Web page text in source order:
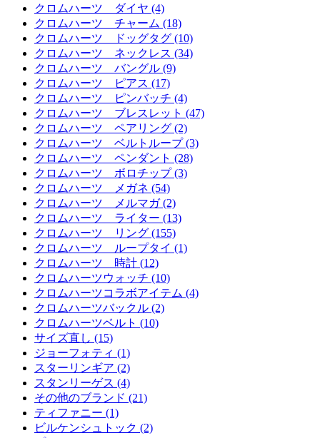
クロムハーツ ダイヤ (4)
クロムハーツ チャーム (18)
クロムハーツ ドッグタグ (10)
クロムハーツ ネックレス (34)
クロムハーツ バングル (9)
クロムハーツ ピアス (17)
クロムハーツ ピンバッチ (4)
クロムハーツ ブレスレット (47)
クロムハーツ ペアリング (2)
クロムハーツ ベルトループ (3)
クロムハーツ ペンダント (28)
クロムハーツ ボロチップ (3)
クロムハーツ メガネ (54)
クロムハーツ メルマガ (2)
クロムハーツ ライター (13)
クロムハーツ リング (155)
クロムハーツ ループタイ (1)
クロムハーツ 時計 (12)
クロムハーツウォッチ (10)
クロムハーツコラボアイテム (4)
クロムハーツバックル (2)
クロムハーツベルト (10)
サイズ直し (15)
ジョーフォティ (1)
スターリンギア (2)
スタンリーゲス (4)
その他のブランド (21)
ティファニー (1)
ビルケンシュトック (2)